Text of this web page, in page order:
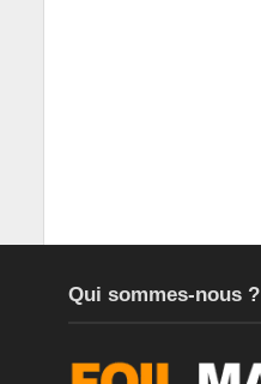
Qui sommes-nous ?